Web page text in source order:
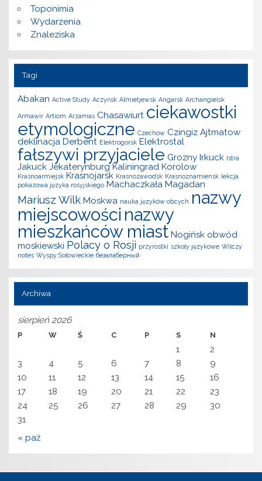
Toponimia
Wydarzenia
Znaleziska
Tagi
Abakan Active Study Aczyńsk Almietjewsk Angarsk Archangielsk
Armawir Artiom Arzamas Chasawiurt ciekawostki
etymologiczne Czechow Czingiz Ajtmatow
deklinacja Derbent Elektrogorsk Elektrostal
fałszywi przyjaciele Grozny Irkuck Istra
Jakuck Jekaterynburg Kaliningrad Korolow
Krasnoarmiejsk Krasnojarsk Krasnozawodsk Krasnoznamiensk lekcja
pokazowa języka rosyjskiego Machaczkała Magadan
Mariusz Wilk Moskwa nauka języków obcych nazwy
miejscowości nazwy
mieszkańców miast Nogińsk obwód
moskiewski Polacy o Rosji przyrostki szkoły językowe Wilczy
notes Wyspy Sołowieckie безалаберный
Archiwa
sierpień 2026
P W Ś C P S N
« paź
1
2
3
4 5 6 7 8
9
10
11 12 13 14 15
16
17
18 19 20 21 22
23
24
25 26 27 28 29
30
31